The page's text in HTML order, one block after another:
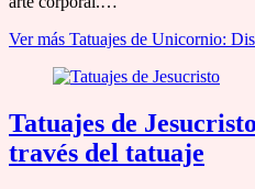
Ver más Tatuajes de Unicornio:
Tatuajes de
través del tatuaje